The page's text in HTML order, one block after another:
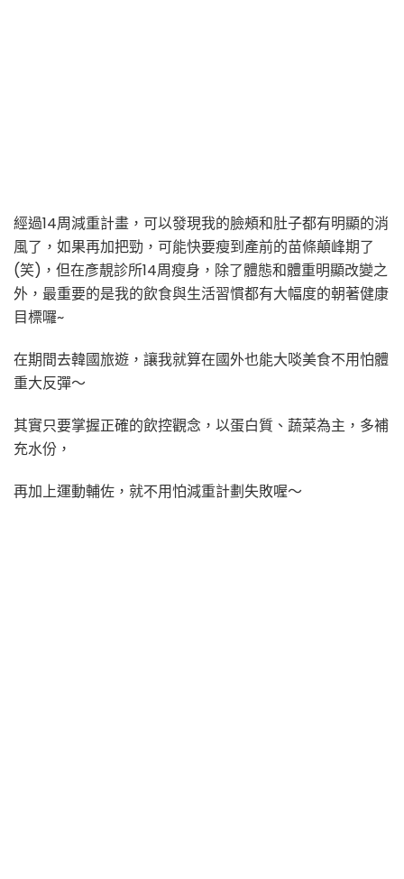
經過14周減重計畫，可以發現我的臉頰和肚子都有明顯的消
風了，如果再加把勁，可能快要瘦到產前的苗條顛峰期了
(笑)，但在彥靚診所14周瘦身，除了體態和體重明顯改變之
外，最重要的是我的飲食與生活習慣都有大幅度的朝著健康
目標囉~
在期間去韓國旅遊，讓我就算在國外也能大啖美食不用怕體
重大反彈～
其實只要掌握正確的飲控觀念，以蛋白質、蔬菜為主，多補
充水份，
再加上運動輔佐，就不用怕減重計劃失敗喔～